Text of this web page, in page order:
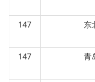
147
东
147
青